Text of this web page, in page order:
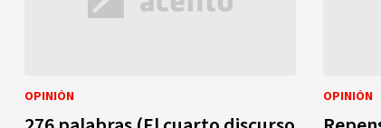
OPINIÓN OPINIÓN